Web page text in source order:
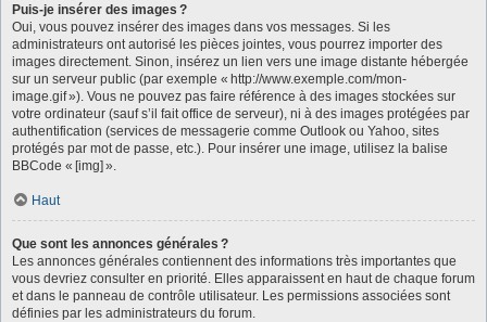
Puis-je insérer des images ?
Oui, vous pouvez insérer des images dans vos messages. Si les
administrateurs ont autorisé les pièces jointes, vous pourrez importer des
images directement. Sinon, insérez un lien vers une image distante hébergée
sur un serveur public (par exemple « http://www.exemple.com/mon-
image.gif »). Vous ne pouvez pas faire référence à des images stockées sur
votre ordinateur (sauf s’il fait office de serveur), ni à des images protégées par
authentification (services de messagerie comme Outlook ou Yahoo, sites
protégés par mot de passe, etc.). Pour insérer une image, utilisez la balise
BBCode « [img] ».
Haut
Que sont les annonces générales ?
Les annonces générales contiennent des informations très importantes que
vous devriez consulter en priorité. Elles apparaissent en haut de chaque forum
et dans le panneau de contrôle utilisateur. Les permissions associées sont
définies par les administrateurs du forum.